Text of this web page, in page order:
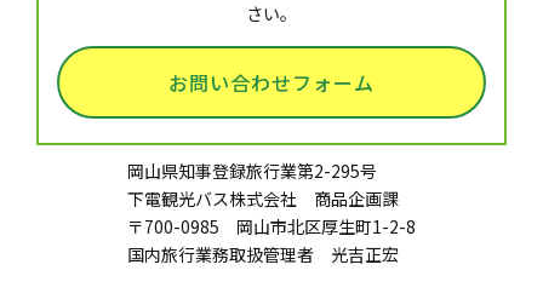
さい。
お問い合わせフォーム
岡山県知事登録旅行業第2-295号
下電観光バス株式会社 商品企画課
〒700-0985 岡山市北区厚生町1-2-8
国内旅行業務取扱管理者 光吉正宏